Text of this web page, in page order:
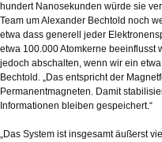
hundert Nanosekunden würde sie
Team um Alexander Bechtold noch
etwa dass generell jeder
etwa 100.000 Atomkerne beeinflusst
jedoch abschalten, wenn wir ein
Bechtold. „Das entspricht der
Permanentmagneten. Damit
Informationen bleiben gespeichert.“
„Das System ist insgesamt äußerst